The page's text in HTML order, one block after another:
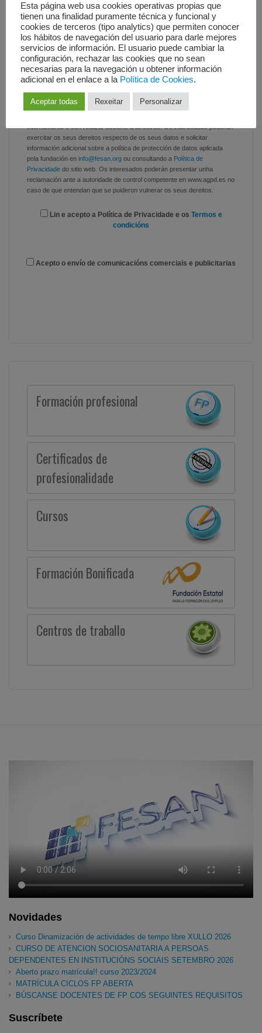
Transferencia bancaria ou ingreso en conta
En efectivo (en oficina)
O responsable do tratamento é FUNDACIÓN DE ESTUDIOS E
solicitudes de información recibidas e en base ao consentimento do
internamente e sen realizar cesións a terceiros. Os interesados poderán
exercitar os seus dereitos respecto de os seus datos e solicitar
información adicional sobre a política de protección de datos aplicada
pola fundación en info@fesan.org ou consultando a Política de
Privacidade do sitio web. Os interesados poderán presentar unha
reclamación ante a autoridade de control competente en www.agpd.es no
caso de que entendan que se puideron vulnerar os seus dereitos.
Lin e acepto a Política de Privacidade e os Termos e
condicións
Acepto o envío de comunicacións comerciais e publicitarias
Formación profesional
Certificados de
profesionalidade
Cursos
Formación Bonificada
Centros de traballo
Novidades
Curso Dinamización de actividades de tempo libre XULLO 2026
CURSO DE ATENCION SOCIOSANITARIA A PERSOAS
DEPENDENTES EN INSTITUCIÓNS SOCIAIS SETEMBRO 2026
Aberto prazo matrícula!! curso 2023/2024
MATRÍCULA CICLOS FP ABERTA
BÚSCANSE DOCENTES DE FP COS SEGUINTES REQUISITOS
Suscríbete
Esta página web usa cookies operativas propias que
tienen una finalidad puramente técnica y funcional y
cookies de terceros (tipo analytics) que permiten conocer
los hábitos de navegación del usuario para darle mejores
servicios de información. El usuario puede cambiar la
configuración, rechazar las cookies que no sean
necesarias para la navegación u obtener información
adicional en el enlace a la Política de Cookies.
Aceptar todas Rexeitar Personalizar